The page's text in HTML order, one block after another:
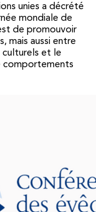
unies a décrété
mondiale de
de promouvoir
mais aussi entre
culturels et le
comportements